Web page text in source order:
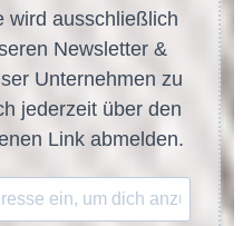
wird ausschließlich
Newsletter &
Unternehmen zu
jederzeit über den
Link abmelden.